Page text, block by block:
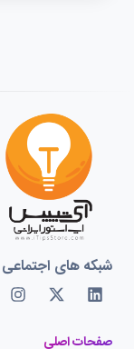
شبکه های اجتماعی
صفحات اصلی